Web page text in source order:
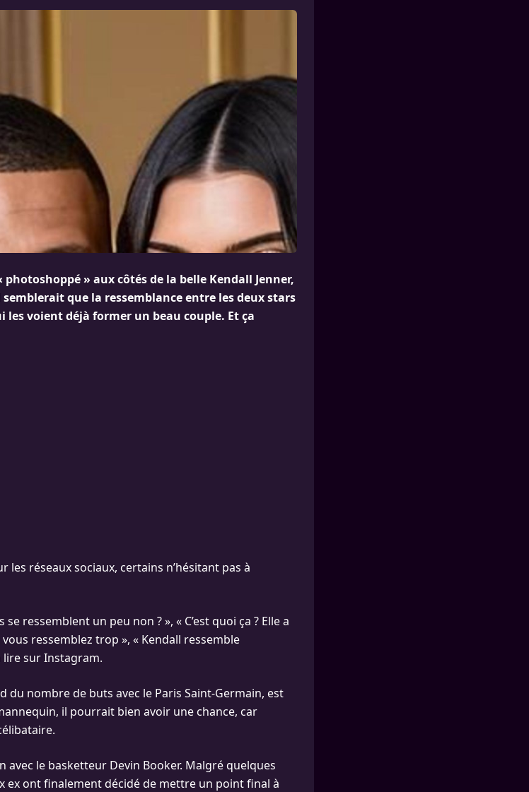
» aux côtés de la belle Kendall Jenner,
semblerait que la ressemblance entre les deux stars
les voient déjà former un beau couple. Et ça
réseaux sociaux, certains n’hésitant pas à
ressemblent un peu non ? », « C’est quoi ça ? Elle a
ressemblez trop », « Kendall ressemble
sur Instagram.
du nombre de buts avec le Paris Saint-Germain, est
il pourrait bien avoir une chance, car
avec le basketteur Devin Booker. Malgré quelques
ex ont finalement décidé de mettre un point final à